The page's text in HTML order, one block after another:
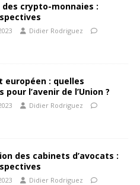
crypto-monnaies :
Didier Rodriguez
européen : quelles
pour l’avenir de l’Union ?
Didier Rodriguez
des cabinets d’avocats :
Didier Rodriguez